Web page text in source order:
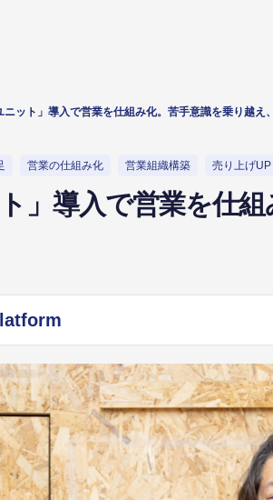
ニット」導入で営業を仕組み化。苦手意識を乗り越え
営業の仕組み化 営業組織構築 売り上げUP
」導入で営業を仕